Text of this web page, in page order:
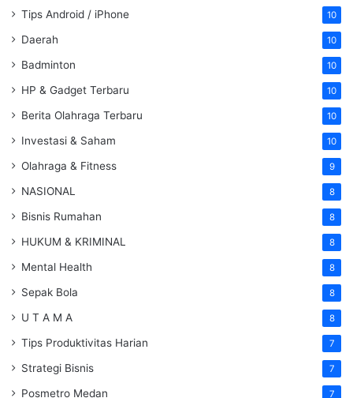
Tips Android / iPhone 10
Daerah 10
Badminton 10
HP & Gadget Terbaru 10
Berita Olahraga Terbaru 10
Investasi & Saham 10
Olahraga & Fitness 9
NASIONAL 8
Bisnis Rumahan 8
HUKUM & KRIMINAL 8
Mental Health 8
Sepak Bola 8
U T A M A 8
Tips Produktivitas Harian 7
Strategi Bisnis 7
Posmetro Medan 7